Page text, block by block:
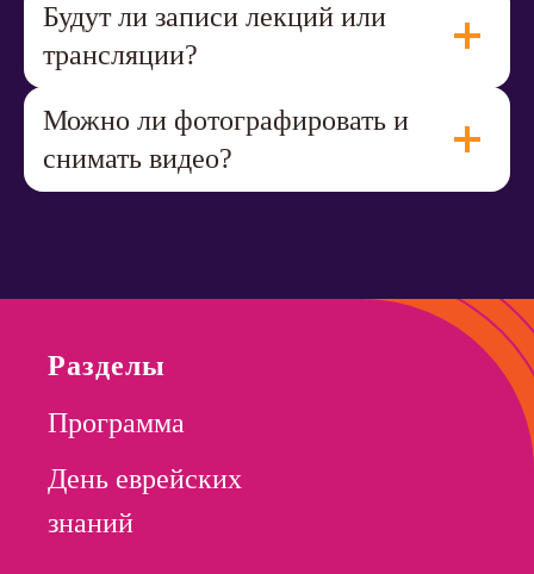
Будут ли записи лекций или
трансляции?
Можно ли фотографировать и
снимать видео?
Разделы
Программа
День еврейских
знаний